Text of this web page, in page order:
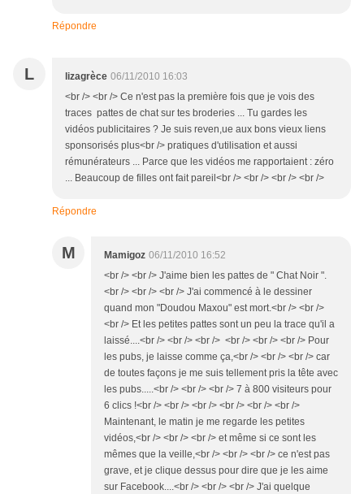
Répondre
L lizagrèce 06/11/2010 16:03
<br /> <br /> Ce n'est pas la première fois que je vois des
traces pattes de chat sur tes broderies ... Tu gardes les
vidéos publicitaires ? Je suis reven,ue aux bons vieux liens
sponsorisés plus<br /> pratiques d'utilisation et aussi
rémunérateurs ... Parce que les vidéos me rapportaient : zéro
... Beaucoup de filles ont fait pareil<br /> <br /> <br /> <br />
Répondre
M Mamigoz 06/11/2010 16:52
<br /> <br /> J'aime bien les pattes de " Chat Noir ".
<br /> <br /> <br /> J'ai commencé à le dessiner
quand mon "Doudou Maxou" est mort.<br /> <br />
<br /> Et les petites pattes sont un peu la trace qu'il a
laissé....<br /> <br /> <br /> <br /> <br /> <br /> Pour
les pubs, je laisse comme ça,<br /> <br /> <br /> car
de toutes façons je me suis tellement pris la tête avec
les pubs.....<br /> <br /> <br /> 7 à 800 visiteurs pour
6 clics !<br /> <br /> <br /> <br /> <br /> <br />
Maintenant, le matin je me regarde les petites
vidéos,<br /> <br /> <br /> et même si ce sont les
mêmes que la veille,<br /> <br /> <br /> ce n'est pas
grave, et je clique dessus pour dire que je les aime
sur Facebook....<br /> <br /> <br /> J'ai quelque